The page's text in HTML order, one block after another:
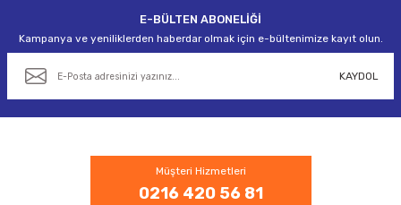
E-BÜLTEN ABONELİĞİ
Kampanya ve yeniliklerden haberdar olmak için e-bültenimize kayıt olun.
KAYDOL
Müşteri Hizmetleri
0216 420 56 81